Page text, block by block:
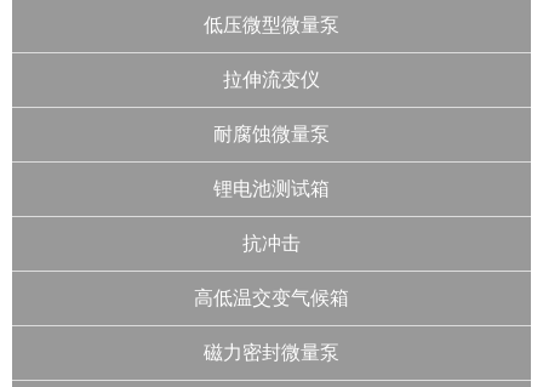
低压微型微量泵
拉伸流变仪
耐腐蚀微量泵
锂电池测试箱
抗冲击
高低温交变气候箱
磁力密封微量泵